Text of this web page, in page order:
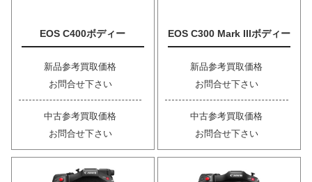
EOS C400ボディー
新品参考買取価格
お問合せ下さい
中古参考買取価格
お問合せ下さい
EOS C300 Mark IIIボディー
新品参考買取価格
お問合せ下さい
中古参考買取価格
お問合せ下さい